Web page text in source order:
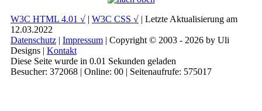
W3C HTML 4.01 √ | W3C CSS √ | Letzte Aktualisierung am
12.03.2022
Datenschutz | Impressum | Copyright © 2003 - 2026 by Uli
Designs | Kontakt
Diese Seite wurde in 0.01 Sekunden geladen
Besucher: 372068 | Online: 00 | Seitenaufrufe: 575017